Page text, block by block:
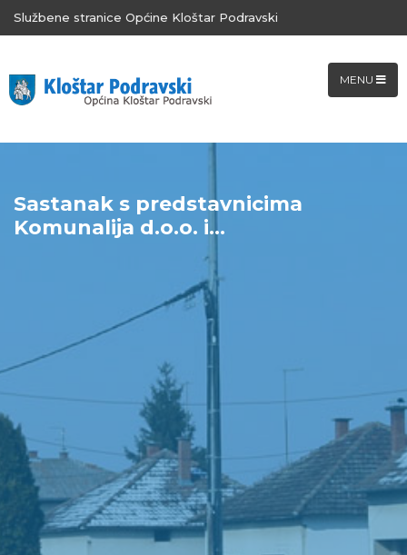
Službene stranice Općine Kloštar Podravski
MENU
Sastanak s predstavnicima
Komunalija d.o.o. i...